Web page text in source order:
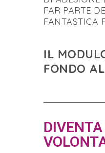
FAR PARTE
FANTASTICA
IL
FONDO